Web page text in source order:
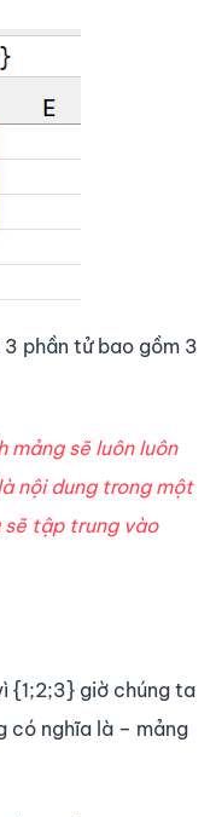
phần tử bao gồm 3
mảng sẽ luôn luôn
nội dung trong một
tập trung vào
{1;2;3} giờ chúng ta
nghĩa là – mảng